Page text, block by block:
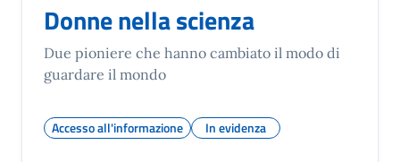
Donne nella scienza
Due pioniere che hanno cambiato il modo di
guardare il mondo
Accesso all'informazione In evidenza